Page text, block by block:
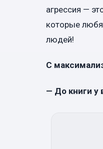
агрессия —
которые
людей!
С
— До книги